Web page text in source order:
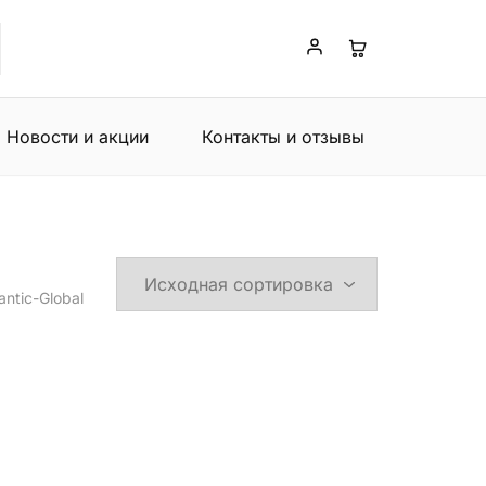
Новости и акции Контакты и отзывы
Global